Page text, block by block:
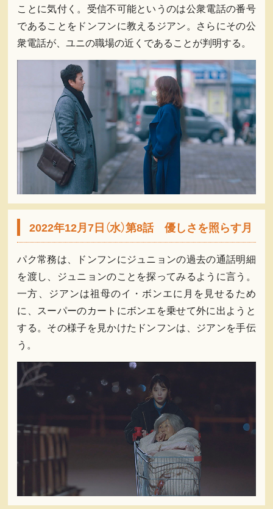
ことに気付く。受信不可能というのは公衆電話の番号
であることをドンフンに教えるジアン。さらにその公
衆電話が、ユニの職場の近くであることが判明する。
2022年12月7日（水）第8話 優しさを照らす月
パク常務は、ドンフンにジュニョンの過去の通話明細
を渡し、ジュニョンのことを探ってみるように言う。
一方、ジアンは祖母のイ・ボンエに月を見せるため
に、スーパーのカートにボンエを乗せて外に出ようと
する。その様子を見かけたドンフンは、ジアンを手伝
う。